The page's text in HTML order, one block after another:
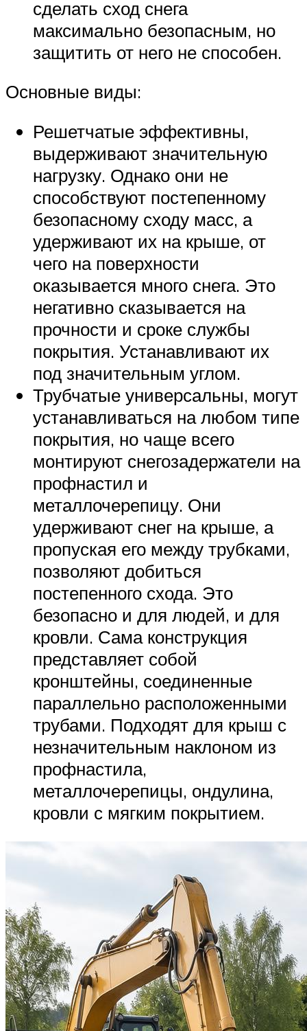
сделать сход снега
максимально безопасным, но
защитить от него не способен.
Основные виды:
Решетчатые эффективны,
выдерживают значительную
нагрузку. Однако они не
способствуют постепенному
безопасному сходу масс, а
удерживают их на крыше, от
чего на поверхности
оказывается много снега. Это
негативно сказывается на
прочности и сроке службы
покрытия. Устанавливают их
под значительным углом.
Трубчатые универсальны, могут
устанавливаться на любом типе
покрытия, но чаще всего
монтируют снегозадержатели на
профнастил и
металлочерепицу. Они
удерживают снег на крыше, а
пропуская его между трубками,
позволяют добиться
постепенного схода. Это
безопасно и для людей, и для
кровли. Сама конструкция
представляет собой
кронштейны, соединенные
параллельно расположенными
трубами. Подходят для крыш с
незначительным наклоном из
профнастила,
металлочерепицы, ондулина,
кровли с мягким покрытием.